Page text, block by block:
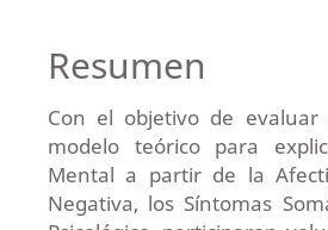
Resumen
Con el objetivo de
modelo teórico para
Mental a partir de la
Negativa, los Síntomas